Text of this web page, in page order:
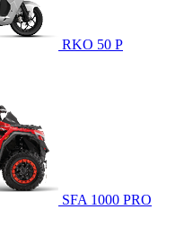
RKO 50 P
SFA 1000 PRO